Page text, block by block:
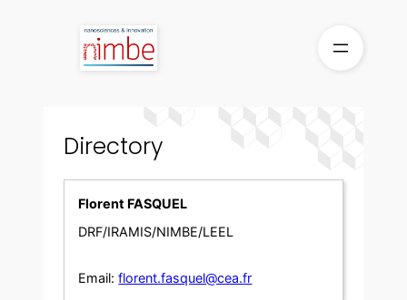
Directory
Florent FASQUEL
DRF/IRAMIS/NIMBE/LEEL
Email: florent.fasquel@cea.fr